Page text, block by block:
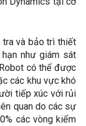
tra và bảo trì thiết
như giám sát
có thể được
các khu vực khó
tiếp xúc với rủi
quan do các sự
các vòng kiểm